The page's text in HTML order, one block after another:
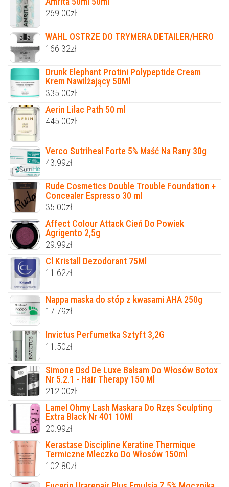
269.00zł
WAHL OSTRZE DO TRYMERA DETAILER/HERO
166.32zł
Drunk Elephant Protini Polypeptide Cream
Krem Nawilżający 50Ml
335.00zł
Aerin Lilac Path 50 ml
445.00zł
Verco Sutriheal Forte 5% Maść Na Rany 30g
43.99zł
Rude Cosmetics Double Trouble Foundation +
Concealer Espresso 30 ml
35.00zł
Affect Colour Attack Cień Do Powiek
Agrigento 2,5g
29.99zł
Cl Kristall Dezodorant 75Ml
11.62zł
Nappa maska do stóp z kwasami AHA 250g
17.79zł
Invictus Perfumetka Sztyft 3,2G
11.50zł
Simone Dsd De Luxe Balsam Do Włosów Botox
Nr 5.2.1 - Hair Therapy 150 Ml
212.00zł
Lamel Ohmy Lash Maskara Do Rzęs Sculpting
Extra Black Nr 401 10Ml
20.99zł
Kerastase Discipline Keratine Thermique
Termiczne Mleczko Do Włosów 150ml
102.80zł